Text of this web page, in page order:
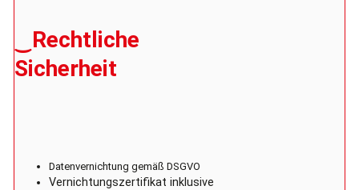
‿Rechtliche
Sicherheit
Datenvernichtung gemäß DSGVO
Vernichtungszertifikat inklusive